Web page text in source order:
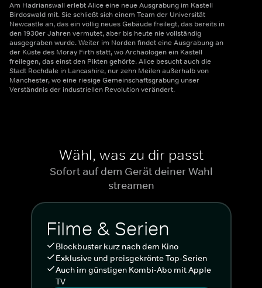
Am Hadrianswall erlebt Alice eine neue Ausgrabung im Kastell
Birdoswald mit. Sie schließt sich einem Team der Universität
Newcastle an, das ein völlig neues Gebäude freilegt, das bereits in
den 1930er Jahren vermutet, aber bis heute nie vollständig
ausgegraben wurde. Weiter im Norden findet eine Ausgrabung an
der Küste des Moray Firth statt, wo Archäologen ein Kastell
freilegen, das einst den Pikten gehörte. Alice besucht auch die
Stadt Rochdale in Lancashire, nur zehn Meilen außerhalb von
Manchester, wo eine riesige Gemeinschaftsgrabung unser
Verständnis der industriellen Revolution verändert.
Wähl, was zu dir passt
Sofort auf dem Gerät deiner Wahl
streamen
Filme & Serien
Blockbuster kurz nach dem Kino
Exklusive und preisgekrönte Top-Serien
Auch im günstigen Kombi-Abo mit Apple
TV